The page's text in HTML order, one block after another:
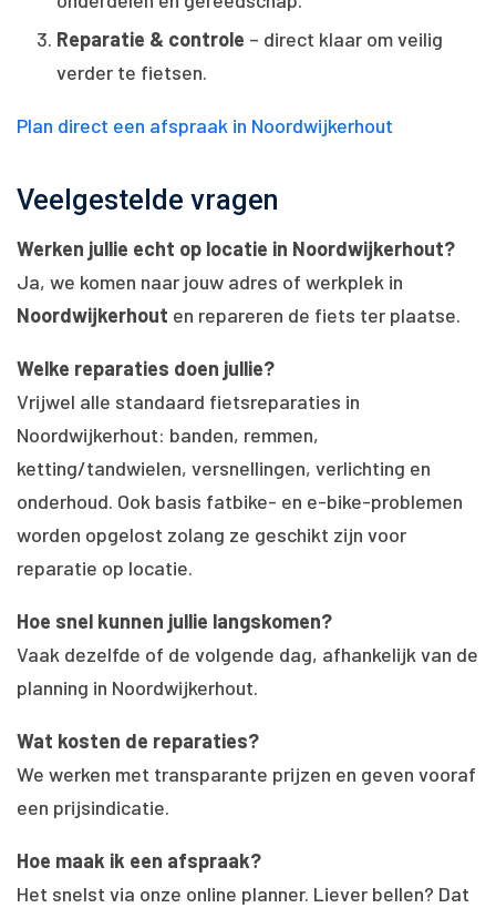
Reparatie & controle – direct klaar om veilig
verder te fietsen.
Plan direct een afspraak in Noordwijkerhout
Veelgestelde vragen
Werken jullie echt op locatie in Noordwijkerhout?
Ja, we komen naar jouw adres of werkplek in
Noordwijkerhout en repareren de fiets ter plaatse.
Welke reparaties doen jullie?
Vrijwel alle standaard fietsreparaties in
Noordwijkerhout: banden, remmen,
ketting/tandwielen, versnellingen, verlichting en
onderhoud. Ook basis fatbike- en e-bike-problemen
worden opgelost zolang ze geschikt zijn voor
reparatie op locatie.
Hoe snel kunnen jullie langskomen?
Vaak dezelfde of de volgende dag, afhankelijk van de
planning in Noordwijkerhout.
Wat kosten de reparaties?
We werken met transparante prijzen en geven vooraf
een prijsindicatie.
Hoe maak ik een afspraak?
Het snelst via onze online planner. Liever bellen? Dat